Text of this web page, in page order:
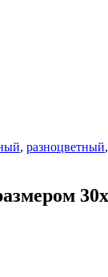
, разноцветный,